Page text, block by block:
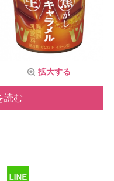
拡大する
読む